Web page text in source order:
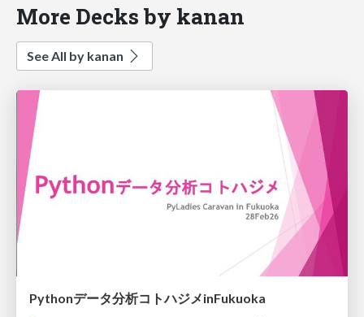
More Decks by kanan
See All by kanan
Pythonデータ分析コトハジメinFukuoka